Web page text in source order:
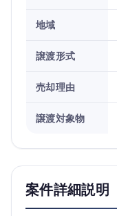
地域
譲渡形式
売却理由
譲渡対象物
案件詳細説明